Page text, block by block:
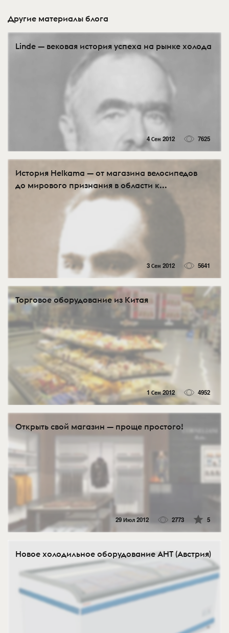
Другие материалы блога
Linde — вековая история успеха на рынке холода
4 Сен 2012 7625
История Helkama — от магазина велосипедов
до мирового признания в области к...
3 Сен 2012 5641
Торговое оборудование из Китая
1 Сен 2012 4952
Открыть свой магазин — проще простого!
29 Июл 2012 2773 5
Новое холодильное оборудование AHT (Австрия)